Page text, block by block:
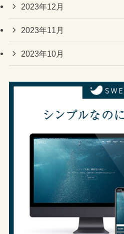
2023年12月
2023年11月
2023年10月